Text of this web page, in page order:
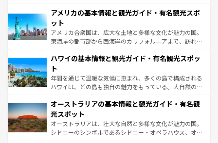
ンツ一覧を参照してほしい。
の建物がそのまま残る町や、スイスならではのユニークな
博物館もあり、アルプス観光だけでなく町歩きも満喫する
ことができる。国民の所得が高いため物価も高いが、旅行
者向けの交通パス提供のサービスもあり、うまく活用すれ
着のスイス情報はコンテンツ一覧を参照してほしい。
アメリカの基本情報と観光ガイド・有名観光スポ
ット
アメリカ合衆国は、広大な土地と多様な文化が魅力の国。
東海岸の都市部から西海岸のカリフォルニアまで、訪れる
のような巨大都市は、観光、ショッピング、エンターテイ
ンメントが詰まった刺激的なスポットだ。一方、アメリカ
西部には大自然が広がり、グランドキャニオンやイエロー
ストーン国立公園といった絶景が堪能できる。さらに、南
文化が魅力。旅行者はアメリカの各地域で異なる魅力を楽
しみながら、その多様性と豊かな歴史を感じることができ
るだろう。車でのロードトリップや列車の旅も、アメリカ
ならではの贅沢な旅のスタイルだ。 なお、新着のアメリカ
情報は コンテンツ一覧 を参照してほしい。
ハワイの基本情報と観光ガイド・有名観光スポッ
ト
年間を通じて温暖な気候に恵まれ、多くの島で構成される
ハワイは、どの島も独自の魅力をもっている。大自然の神
ワイ島は見逃せない。また、定番の観光地といえばオアフ
島だが、静かな自然を求めるならマウイ島やカウアイ島が
おすすめ。エメラルドグリーンに輝く海をはじめ、豊かな
文化や歴史が息づいている。「アロハスピリット」と呼ば
オーストラリアの基本情報と観光ガイド・有名観
光スポット
オーストラリアは、壮大な自然と多様な文化が魅力の国。
シドニーのシンボルであるシドニー・オペラハウス、オー